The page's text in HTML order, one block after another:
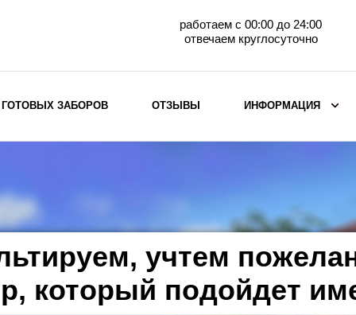
работаем с 00:00 до 24:00
отвечаем круглосуточно
горизонтального
Металлические заборы для дачи
Забор жалюзи с кирпичными столбами
Металлические заборы
Металлические ограждения
ЗАБОРОВ ОТЗЫВЫ ИНФОРМАЦИЯ
учтем
который подойдет